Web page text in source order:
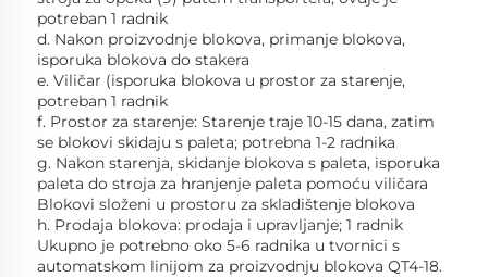
potreban 1 radnik
d. Nakon proizvodnje blokova, primanje blokova,
isporuka blokova do stakera
e. Viličar (isporuka blokova u prostor za starenje,
potreban 1 radnik
f. Prostor za starenje: Starenje traje 10-15 dana, zatim
se blokovi skidaju s paleta; potrebna 1-2 radnika
g. Nakon starenja, skidanje blokova s paleta, isporuka
paleta do stroja za hranjenje paleta pomoću viličara
Blokovi složeni u prostoru za skladištenje blokova
h. Prodaja blokova: prodaja i upravljanje; 1 radnik
Ukupno je potrebno oko 5-6 radnika u tvornici s
automatskom linijom za proizvodnju blokova QT4-18.